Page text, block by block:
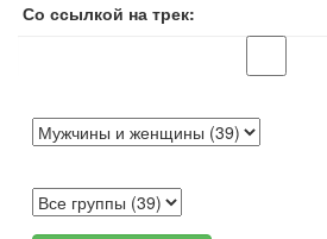
Со ссылкой на трек: